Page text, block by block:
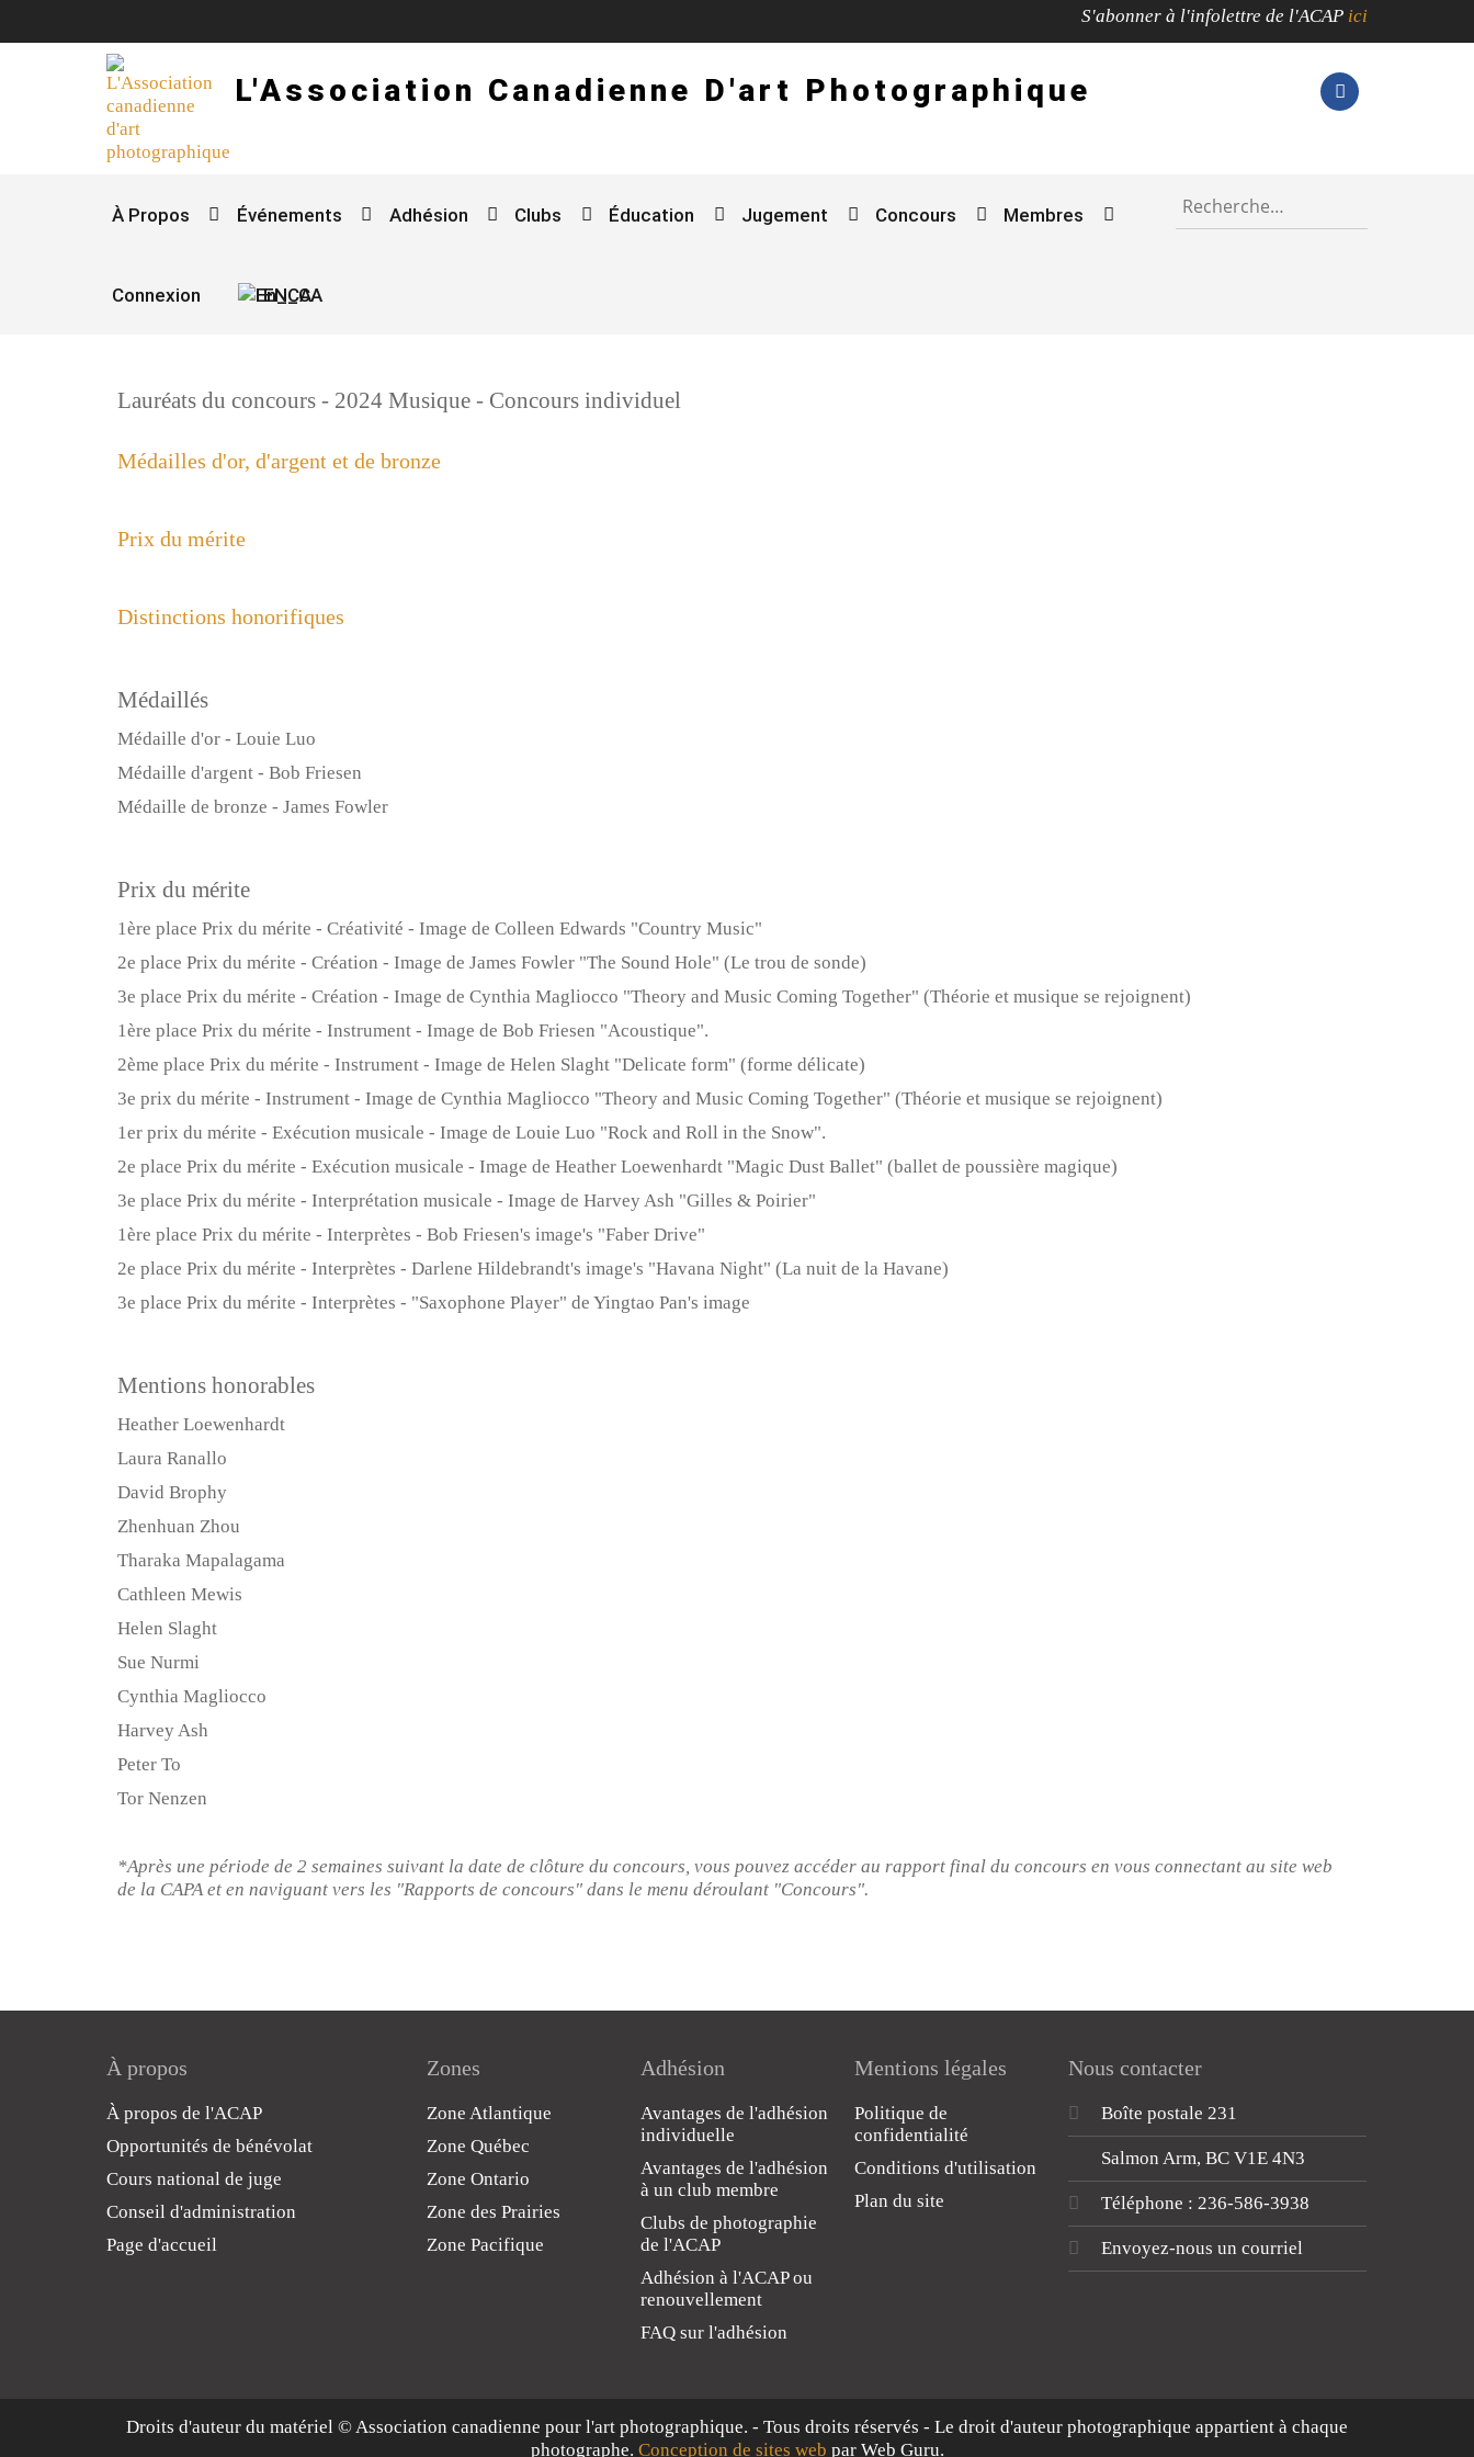
S'abonner à l'infolettre de l'ACAP ici
L'Association Canadienne D'art Photographique
À Propos Événements Adhésion Clubs Éducation Jugement Concours Membres
Connexion EN_CA
Lauréats du concours - 2024 Musique - Concours individuel
Médailles d'or, d'argent et de bronze
Prix du mérite
Distinctions honorifiques
Médaillés
Médaille d'or - Louie Luo
Médaille d'argent - Bob Friesen
Médaille de bronze - James Fowler
Prix du mérite
1ère place Prix du mérite - Créativité - Image de Colleen Edwards "Country Music"
2e place Prix du mérite - Création - Image de James Fowler "The Sound Hole" (Le trou de sonde)
3e place Prix du mérite - Création - Image de Cynthia Magliocco "Theory and Music Coming Together" (Théorie et musique se rejoignent)
1ère place Prix du mérite - Instrument - Image de Bob Friesen "Acoustique".
2ème place Prix du mérite - Instrument - Image de Helen Slaght "Delicate form" (forme délicate)
3e prix du mérite - Instrument - Image de Cynthia Magliocco "Theory and Music Coming Together" (Théorie et musique se rejoignent)
1er prix du mérite - Exécution musicale - Image de Louie Luo "Rock and Roll in the Snow".
2e place Prix du mérite - Exécution musicale - Image de Heather Loewenhardt "Magic Dust Ballet" (ballet de poussière magique)
3e place Prix du mérite - Interprétation musicale - Image de Harvey Ash "Gilles & Poirier"
1ère place Prix du mérite - Interprètes - Bob Friesen's image's "Faber Drive"
2e place Prix du mérite - Interprètes - Darlene Hildebrandt's image's "Havana Night" (La nuit de la Havane)
3e place Prix du mérite - Interprètes - "Saxophone Player" de Yingtao Pan's image
Mentions honorables
Heather Loewenhardt
Laura Ranallo
David Brophy
Zhenhuan Zhou
Tharaka Mapalagama
Cathleen Mewis
Helen Slaght
Sue Nurmi
Cynthia Magliocco
Harvey Ash
Peter To
Tor Nenzen
*Après une période de 2 semaines suivant la date de clôture du concours, vous pouvez accéder au rapport final du concours en vous connectant au site web
de la CAPA et en naviguant vers les "Rapports de concours" dans le menu déroulant "Concours".
À propos
À propos de l'ACAP
Opportunités de bénévolat
Cours national de juge
Conseil d'administration
Page d'accueil
Zones
Zone Atlantique
Zone Québec
Zone Ontario
Zone des Prairies
Zone Pacifique
Adhésion
Avantages de l'adhésion
individuelle
Avantages de l'adhésion
à un club membre
Clubs de photographie
de l'ACAP
Adhésion à l'ACAP ou
renouvellement
FAQ sur l'adhésion
Mentions légales
Politique de
confidentialité
Conditions d'utilisation
Plan du site
Nous contacter
Boîte postale 231
Salmon Arm, BC V1E 4N3
Téléphone : 236-586-3938
Envoyez-nous un courriel
Droits d'auteur du matériel © Association canadienne pour l'art photographique. - Tous droits réservés - Le droit d'auteur photographique appartient à chaque
photographe. Conception de sites web par Web Guru.